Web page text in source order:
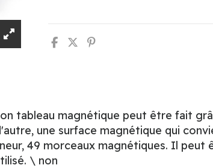
tableau magnétique peut être fait
une surface magnétique qui
49 morceaux magnétiques. Il
\ non